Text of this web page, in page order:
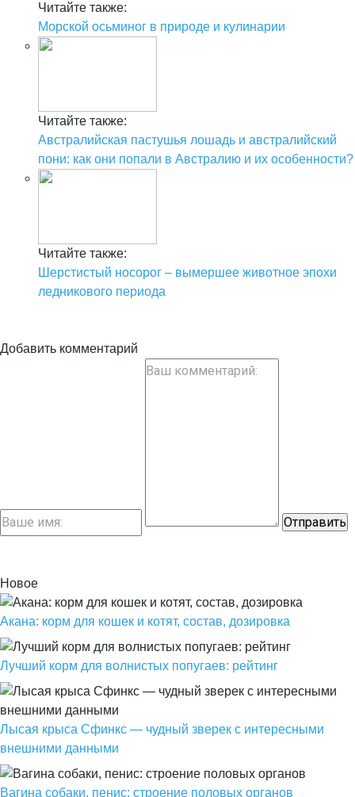
Читайте также:
Морской осьминог в природе и кулинарии
Читайте также:
Австралийская пастушья лошадь и австралийский
пони: как они попали в Австралию и их особенности?
Читайте также:
Шерстистый носорог – вымершее животное эпохи
ледникового периода
Добавить комментарий
Новое
Акана: корм для кошек и котят, состав, дозировка
Лучший корм для волнистых попугаев: рейтинг
Лысая крыса Сфинкс — чудный зверек с интересными
внешними данными
Вагина собаки, пенис: строение половых органов